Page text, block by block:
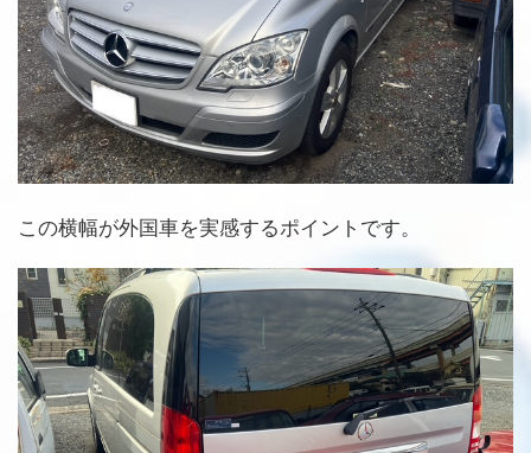
この横幅が外国車を実感するポイントです。